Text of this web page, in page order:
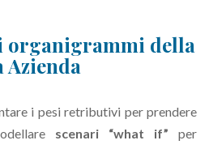
organigrammi della
Azienda
i pesi retributivi per prendere
scenari “what if” per